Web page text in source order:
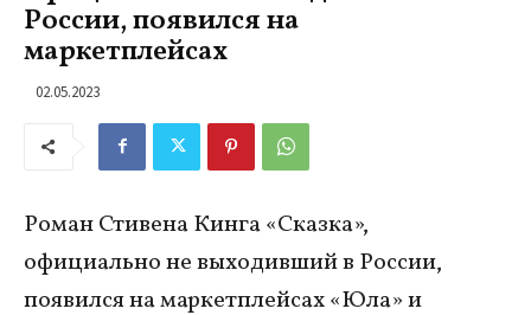
России, появился на
маркетплейсах
02.05.2023
Роман Стивена Кинга «Сказка»,
официально не выходивший в России,
появился на маркетплейсах «Юла» и